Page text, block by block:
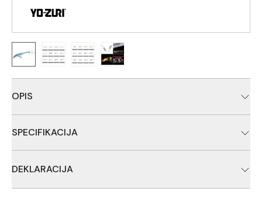
OPIS
dinamičnu akciju koju ribe jednostavno ne mogu da odole.
pravcima i sposobna je da privuče ribu sa velike udaljenosti.
Donja strana varalice je teksturirana sa talasnim rebrastim
dizajnom, koji stvara dodatne efekte u vodi dok se kreće.
Opremljena sa dve super oštre trokrake udice.
SPECIFIKACIJA
Dubina ronjenja do 1m
Težina: 10g
DEKLARACIJA